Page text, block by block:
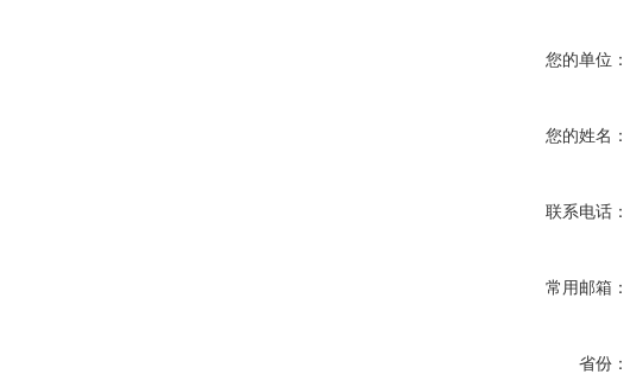
您的单位：
您的姓名：
联系电话：
常用邮箱：
省份：